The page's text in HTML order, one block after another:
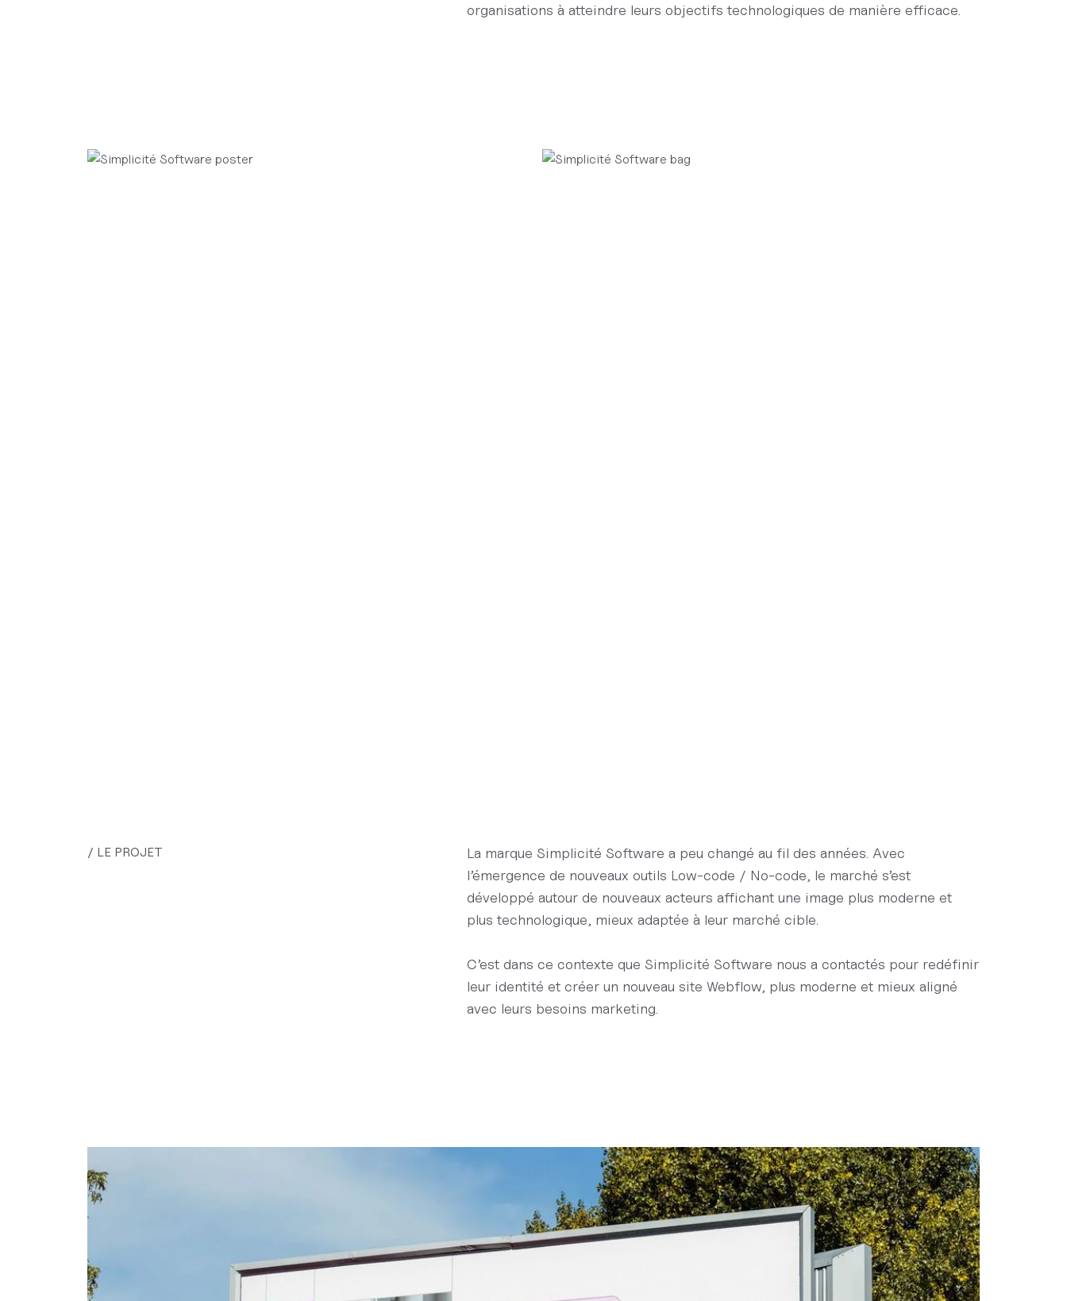
organisations à atteindre leurs objectifs technologiques de manière efficace.
/ LE PROJET
La marque Simplicité Software a peu changé au fil des années. Avec
l’émergence de nouveaux outils Low-code / No-code, le marché s’est
développé autour de nouveaux acteurs affichant une image plus moderne et
plus technologique, mieux adaptée à leur marché cible.
C’est dans ce contexte que Simplicité Software nous a contactés pour redéfinir
leur identité et créer un nouveau site Webflow, plus moderne et mieux aligné
avec leurs besoins marketing.